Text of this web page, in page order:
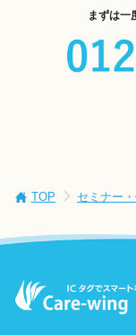
まずは一
TOP セミナー